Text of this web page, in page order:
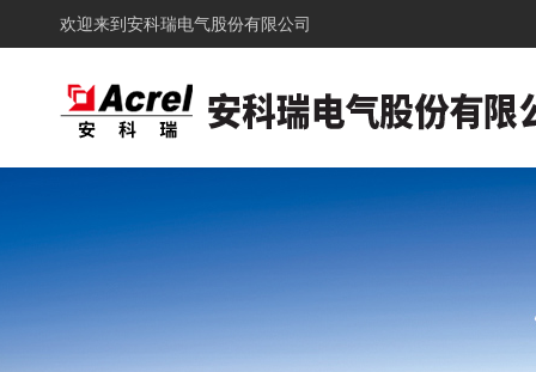
欢迎来到 安科瑞电气股份有限公司